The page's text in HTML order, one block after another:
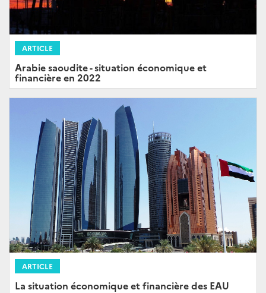
ARTICLE
Arabie saoudite - situation économique et
financière en 2022
ARTICLE
La situation économique et financière des EAU